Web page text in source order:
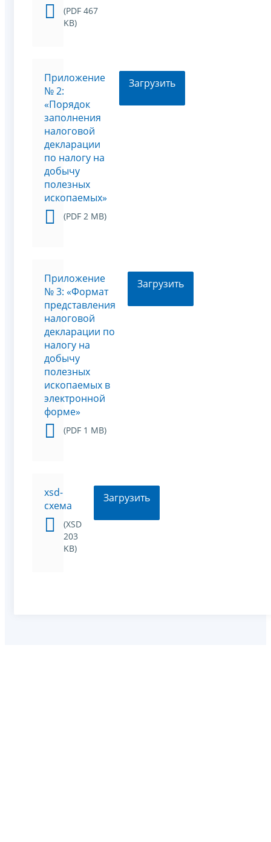
(PDF 467
KB)
Приложение
№ 2:
«Порядок
заполнения
налоговой
декларации
по налогу на
добычу
полезных
ископаемых»
(PDF 2 MB)
Загрузить
Приложение
№ 3: «Формат
представления
налоговой
декларации по
налогу на
добычу
полезных
ископаемых в
электронной
форме»
(PDF 1 MB)
Загрузить
xsd-
схема
(XSD
203
KB)
Загрузить